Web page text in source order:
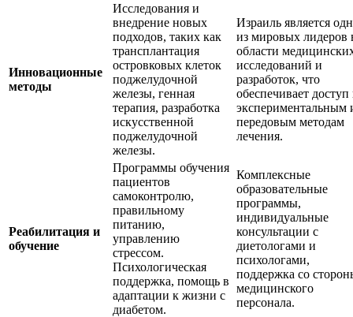
Инновационные
методы
Исследования и
внедрение новых
подходов, таких как
трансплантация
островковых клеток
поджелудочной
железы, генная
терапия, разработка
искусственной
поджелудочной
железы.
Израиль является
из мировых лидеров
области
исследований и
разработок, что
обеспечивает доступ
экспериментальным
передовым методам
лечения.
Реабилитация и
обучение
Программы обучения
пациентов
самоконтролю,
правильному
питанию,
управлению
стрессом.
Психологическая
поддержка, помощь в
адаптации к жизни с
диабетом.
Комплексные
образовательные
программы,
индивидуальные
консультации с
диетологами и
психологами,
поддержка со
медицинского
персонала.